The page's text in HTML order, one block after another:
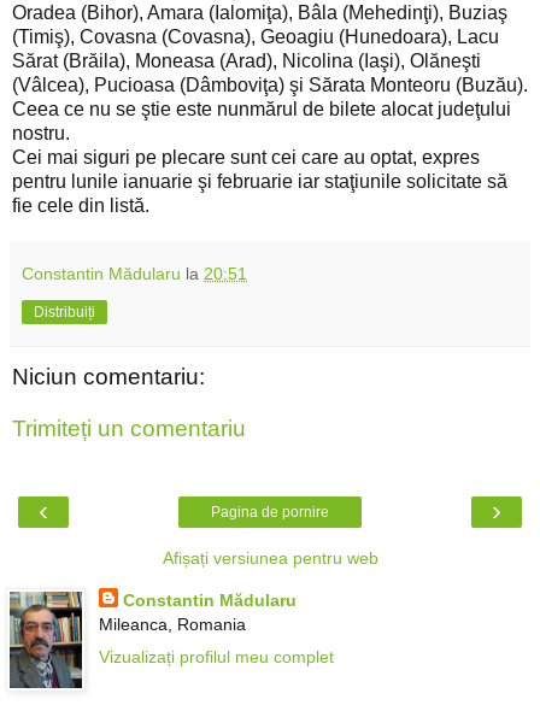
Oradea (Bihor), Amara (Ialomiţa), Bâla (Mehedinţi), Buziaş
(Timiş), Covasna (Covasna), Geoagiu (Hunedoara), Lacu
Sărat (Brăila), Moneasa (Arad), Nicolina (Iaşi), Olăneşti
(Vâlcea), Pucioasa (Dâmboviţa) şi Sărata Monteoru (Buzău).
Ceea ce nu se ştie este nunmărul de bilete alocat judeţului
nostru.
Cei mai siguri pe plecare sunt cei care au optat, expres
pentru lunile ianuarie şi februarie iar staţiunile solicitate să
fie cele din listă.
Constantin Mădularu la 20:51
Distribuiți
Niciun comentariu:
Trimiteți un comentariu
‹ ›
Pagina de pornire
Afișați versiunea pentru web
Constantin Mădularu
Mileanca, Romania
Vizualizați profilul meu complet